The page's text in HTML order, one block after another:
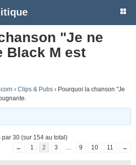
"Je ne
Black M est
› Clips & Pubs › Pourquoi la chanson "Je
30 (sur 154 au total)
←
1 2 3 9 10 11 →